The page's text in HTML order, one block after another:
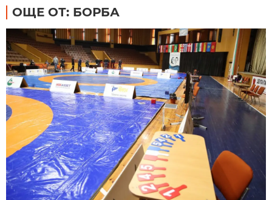
ОЩЕ ОТ: БОРБА